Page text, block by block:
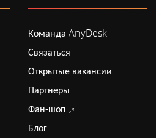
Команда AnyDesk
Связаться
Открытые вакансии
Партнеры
Фан-шоп
Блог